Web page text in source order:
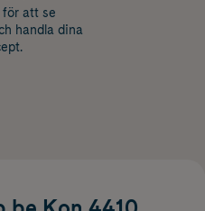
för att se
handla dina